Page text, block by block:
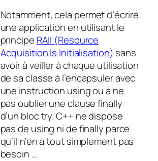
Notamment, cela permet d’écrire
une application en utilisant le
principe RAII (Resource
AcquisitionIs Initialisation) sans
avoir à veiller à chaque utilisation
de sa classe à l’encapsuler avec
une instruction using ou à ne
pas oublier une clause finally
d’un bloc try. C++ ne dispose
pas de using ni de finally parce
qu’il n’en a tout simplement pas
besoin …